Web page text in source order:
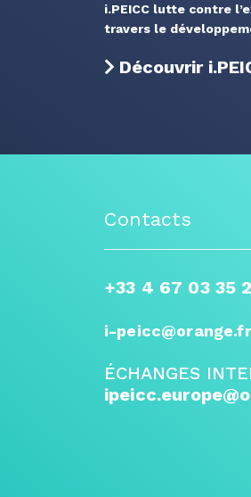
i.PEICC lutte contre
travers le
Découvrir
Contacts
+33 4 67 03 35
i-peicc@orange.fr
ÉCHANGES